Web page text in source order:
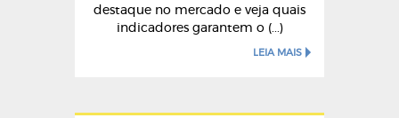
destaque no mercado e veja quais
indicadores garantem o (...)
LEIA MAIS